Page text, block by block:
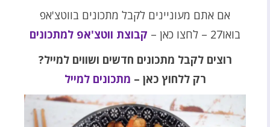
אם אתם מעוניינים לקבל מתכונים בווטצ'אפ
בואו27 – לחצו כאן –
קבוצת ווטצ'אפ למתכונים
רוצים לקבל מתכונים חדשים ושווים למייל?
רק ללחוץ כאן – מתכונים למייל